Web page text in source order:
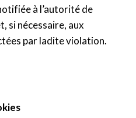
à l’autorité de
si nécessaire, aux
par ladite violation.